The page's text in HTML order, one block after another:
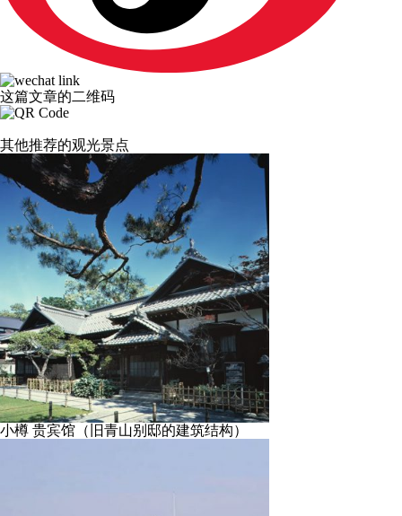
这篇文章的二维码
其他推荐的观光景点
小樽 贵宾馆（旧青山别邸的建筑结构）